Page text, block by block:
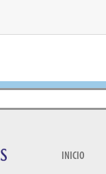
INICIO